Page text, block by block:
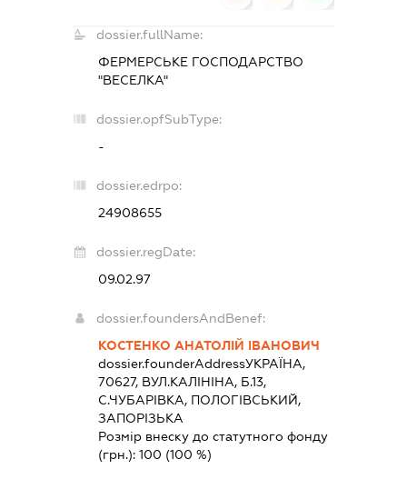
dossier.fullName:
ФЕРМЕРСЬКЕ ГОСПОДАРСТВО
"ВЕСЕЛКА"
dossier.opfSubType:
-
dossier.edrpo:
24908655
dossier.regDate:
09.02.97
dossier.foundersAndBenef:
КОСТЕНКО АНАТОЛІЙ ІВАНОВИЧ
dossier.founderAddressУКРАЇНА,
70627, ВУЛ.КАЛІНІНА, Б.13,
С.ЧУБАРІВКА, ПОЛОГІВСЬКИЙ,
ЗАПОРІЗЬКА
Розмір внеску до статутного фонду
(грн.): 100 (100 %)